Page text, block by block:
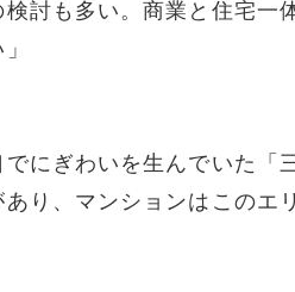
討も多い。商業と住宅一
にぎわいを生んでいた「
り、マンションはこのエ